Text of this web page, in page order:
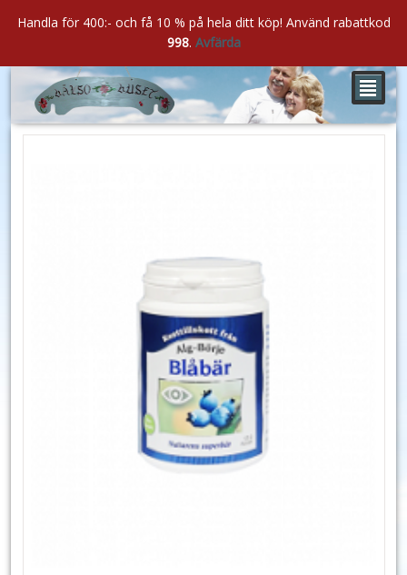
²
Handla för 400:- och få 10 % på hela ditt köp! Använd rabattkod
998. Avfärda